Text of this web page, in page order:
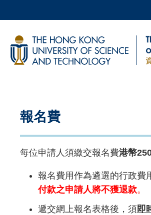
to
main
content
科
校園地
Column
Area
報名費
每位申請人須繳交報名費港幣
報名費用作為遴選的行政費
付款之申請人將不獲退款。
遞交網上報名表格後，須即